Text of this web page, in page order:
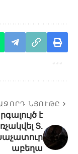
ՆՅՈՒԹԸ
է
Տ.
աբեղա